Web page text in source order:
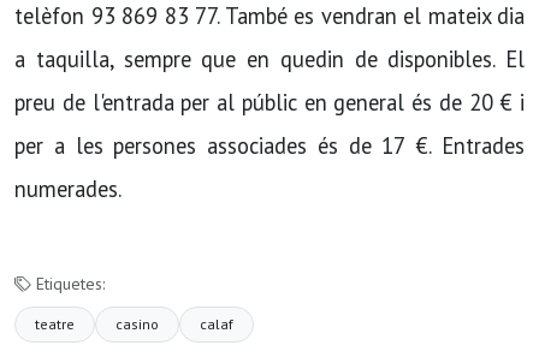
telèfon 93 869 83 77. També es vendran el mateix dia
a taquilla, sempre que en quedin de disponibles. El
preu de l'entrada per al públic en general és de 20 € i
per a les persones associades és de 17 €. Entrades
numerades.
Etiquetes:
teatre casino calaf